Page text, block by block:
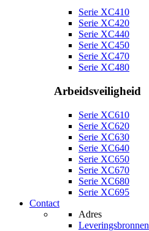
Serie XC410
Serie XC420
Serie XC440
Serie XC450
Serie XC470
Serie XC480
Arbeidsveiligheid
Serie XC610
Serie XC620
Serie XC630
Serie XC640
Serie XC650
Serie XC670
Serie XC680
Serie XC695
Contact
Adres
Leveringsbronnen